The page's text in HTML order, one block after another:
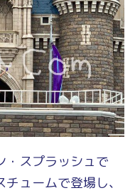
・スプラッシュで
ュームで登場し、